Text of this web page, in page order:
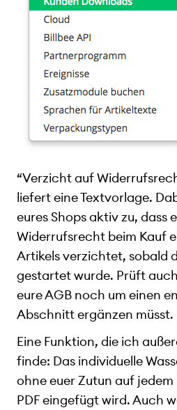
“Verzicht auf
liefert eine Textvorlage.
eures Shops aktiv zu, dass
Widerrufsrecht beim Kauf
Artikels verzichtet, sobald
gestartet wurde. Prüft
eure AGB noch um einen
Abschnitt ergänzen müsst.
Eine Funktion, die ich
finde: Das individuelle
ohne euer Zutun auf
PDF eingefügt wird. Auch